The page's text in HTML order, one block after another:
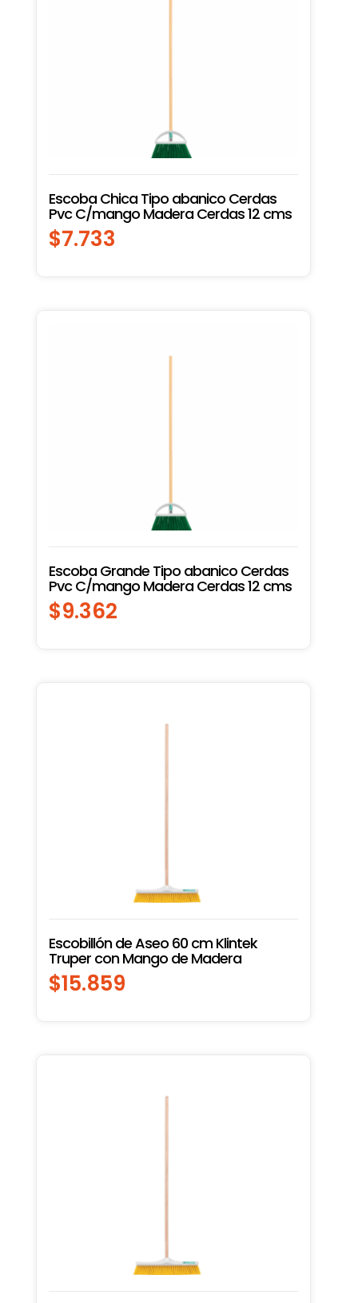
Escoba Chica Tipo abanico Cerdas
Pvc C/mango Madera Cerdas 12 cms
$7.733
Escoba Grande Tipo abanico Cerdas
Pvc C/mango Madera Cerdas 12 cms
$9.362
Escobillón de Aseo 60 cm Klintek
Truper con Mango de Madera
$15.859